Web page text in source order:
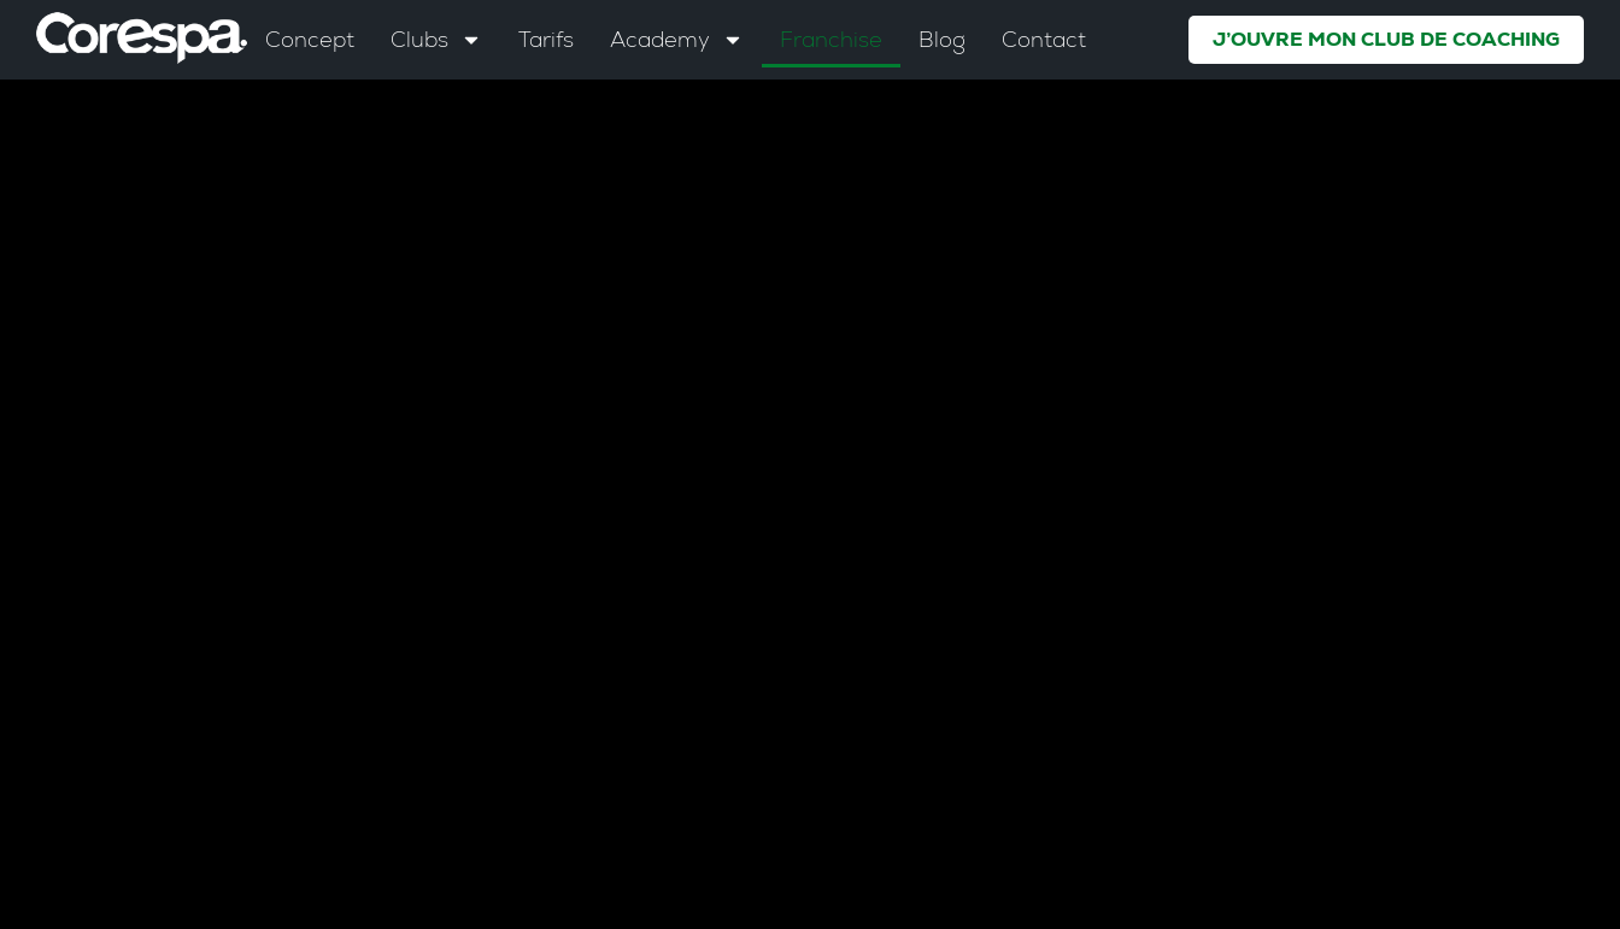
Concept Clubs Tarifs Academy Franchise Blog Contact J’OUVRE MON CLUB DE COACHING